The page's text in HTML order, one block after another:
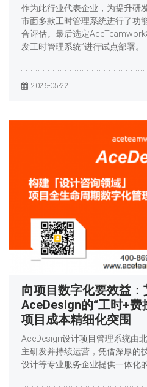
作为此行业代表企业，为提升研
市面多款工时管理系统进行了功
合评估。最后选定
发工时管理系统”进行试点部署。
2026-05-22
向项目数字化要效益
AceDesign的“工时+费
项目成本精细化突围
AceDesign设计项目管理系统由
主研发并持续运营，凭借深厚的
设计等专业服务企业提供一体化